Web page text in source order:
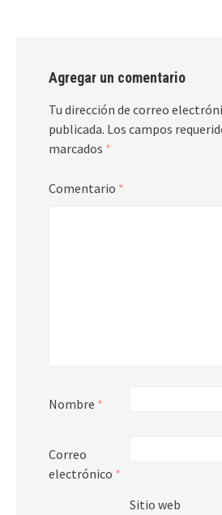
Agregar un comentario
Tu dirección de correo
publicada. Los campos
marcados *
Comentario *
Nombre *
Correo
electrónico *
Sitio web